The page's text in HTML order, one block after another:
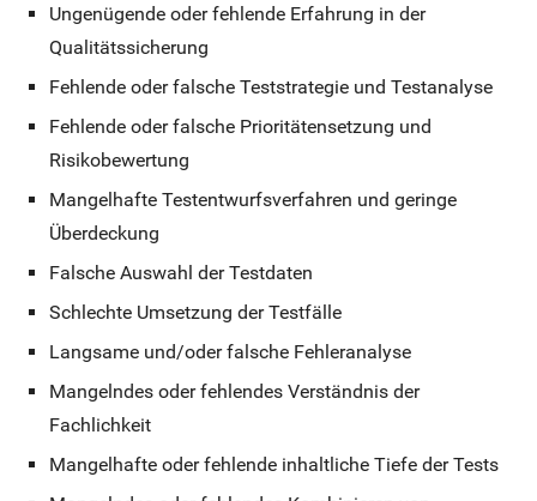
Ungenügende oder fehlende Erfahrung in der
Qualitätssicherung
Fehlende oder falsche Teststrategie und Testanalyse
Fehlende oder falsche Prioritätensetzung und
Risikobewertung
Mangelhafte Testentwurfsverfahren und geringe
Überdeckung
Falsche Auswahl der Testdaten
Schlechte Umsetzung der Testfälle
Langsame und/oder falsche Fehleranalyse
Mangelndes oder fehlendes Verständnis der
Fachlichkeit
Mangelhafte oder fehlende inhaltliche Tiefe der Tests